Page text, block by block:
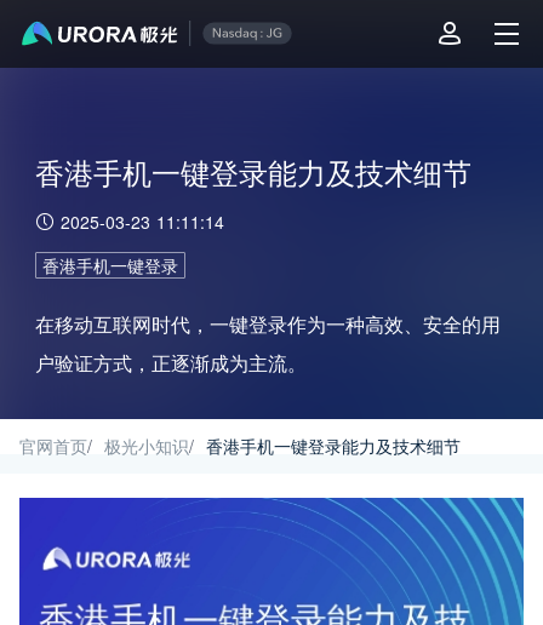
香港手机一键登录能力及技术细节
2025-03-23 11:11:14
香港手机一键登录
在移动互联网时代，一键登录作为一种高效、安全的用
户验证方式，正逐渐成为主流。
官网首页/ 极光小知识/ 香港手机一键登录能力及技术细节